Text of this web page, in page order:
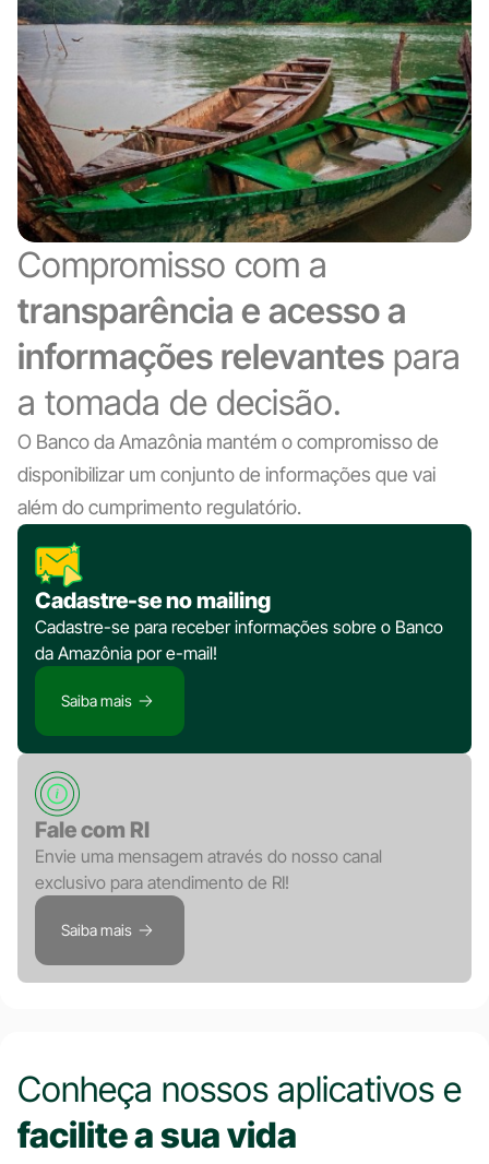
Compromisso com a
transparência e acesso a
informações relevantes para
a tomada de decisão.
O Banco da Amazônia mantém o compromisso de
disponibilizar um conjunto de informações que vai
além do cumprimento regulatório.
Cadastre-se no mailing
Cadastre-se para receber informações sobre o Banco
da Amazônia por e-mail!
Saiba mais
Fale com RI
Envie uma mensagem através do nosso canal
exclusivo para atendimento de RI!
Saiba mais
Conheça nossos aplicativos e
facilite a sua vida